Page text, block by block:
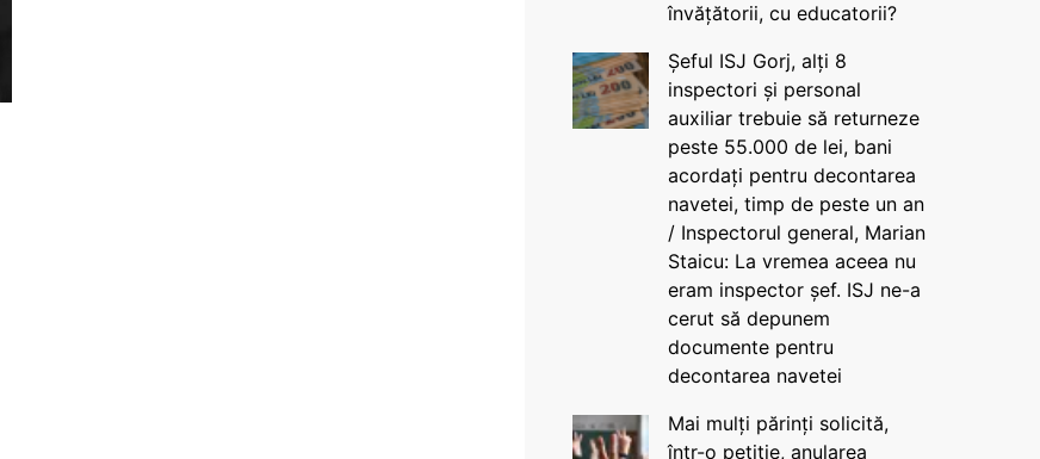
învățătorii, cu educatorii?
Șeful ISJ Gorj, alți 8
inspectori și personal
auxiliar trebuie să returneze
peste 55.000 de lei, bani
acordați pentru decontarea
navetei, timp de peste un an
/ Inspectorul general, Marian
Staicu: La vremea aceea nu
eram inspector șef. ISJ ne-a
cerut să depunem
documente pentru
decontarea navetei
Mai mulți părinți solicită,
într-o petiție, anularea